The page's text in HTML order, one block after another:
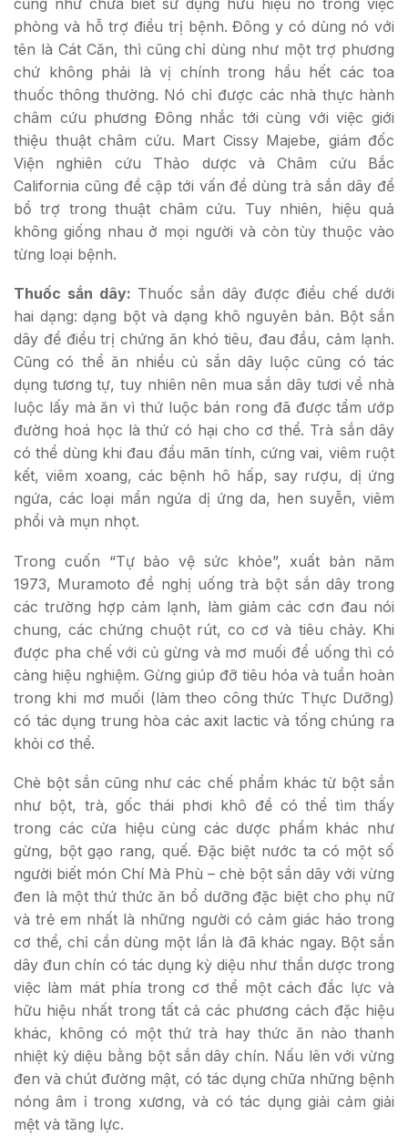
phòng và hỗ trợ điều trị bệnh. Đông y có dùng nó với
tên là Cát Căn, thì cũng chỉ dùng như một trợ phương
chứ không phải là vị chính trong hầu hết các toa
thuốc thông thường. Nó chỉ được các nhà thực hành
châm cứu phương Đông nhắc tới cùng với việc giới
thiệu thuật châm cứu. Mart Cissy Majebe, giám đốc
Viện nghiên cứu Thảo dược và Châm cứu Bắc
California cũng đề cập tới vấn đề dùng trà sắn dây để
bổ trợ trong thuật châm cứu. Tuy nhiên, hiệu quả
không giống nhau ở mọi người và còn tùy thuộc vào
từng loại bệnh.
Thuốc sắn dây: Thuốc sắn dây được điều chế dưới
hai dạng: dạng bột và dạng khô nguyên bản. Bột sắn
dây để điều trị chứng ăn khó tiêu, đau đầu, cảm lạnh.
Cũng có thể ăn nhiều củ sắn dây luộc cũng có tác
dụng tương tự, tuy nhiên nên mua sắn dây tươi về nhà
luộc lấy mà ăn vì thứ luộc bán rong đã được tẩm ướp
đường hoá học là thứ có hại cho cơ thể. Trà sắn dây
có thể dùng khi đau đầu mãn tính, cứng vai, viêm ruột
kết, viêm xoang, các bệnh hô hấp, say rượu, dị ứng
ngứa, các loại mẩn ngứa dị ứng da, hen suyễn, viêm
phổi và mụn nhọt.
Trong cuốn “Tự bảo vệ sức khỏe”, xuất bản năm
1973, Muramoto đề nghị uống trà bột sắn dây trong
các trường hợp cảm lạnh, làm giảm các cơn đau nói
chung, các chứng chuột rút, co cơ và tiêu chảy. Khi
được pha chế với củ gừng và mơ muối để uống thì có
càng hiệu nghiệm. Gừng giúp đỡ tiêu hóa và tuần hoàn
trong khi mơ muối (làm theo công thức Thực Dưỡng)
có tác dụng trung hòa các axit lactic và tống chúng ra
khỏi cơ thể.
Chè bột sắn cũng như các chế phẩm khác từ bột sắn
như bột, trà, gốc thái phơi khô đề có thể tìm thấy
trong các cửa hiệu cùng các dược phẩm khác như
gừng, bột gạo rang, quế. Đặc biệt nước ta có một số
người biết món Chí Mà Phù – chè bột sắn dây với vừng
đen là một thứ thức ăn bổ dưỡng đặc biệt cho phụ nữ
và trẻ em nhất là những người có cảm giác háo trong
cơ thể, chỉ cần dùng một lần là đã khác ngay. Bột sắn
dây đun chín có tác dụng kỳ diệu như thần dược trong
việc làm mát phía trong cơ thể một cách đắc lực và
hữu hiệu nhất trong tất cả các phương cách đặc hiệu
khác, không có một thứ trà hay thức ăn nào thanh
nhiệt kỳ diệu bằng bột sắn dây chín. Nấu lên với vừng
đen và chút đường mật, có tác dụng chữa những bệnh
nóng âm ỉ trong xương, và có tác dụng giải cảm giải
mệt và tăng lực.